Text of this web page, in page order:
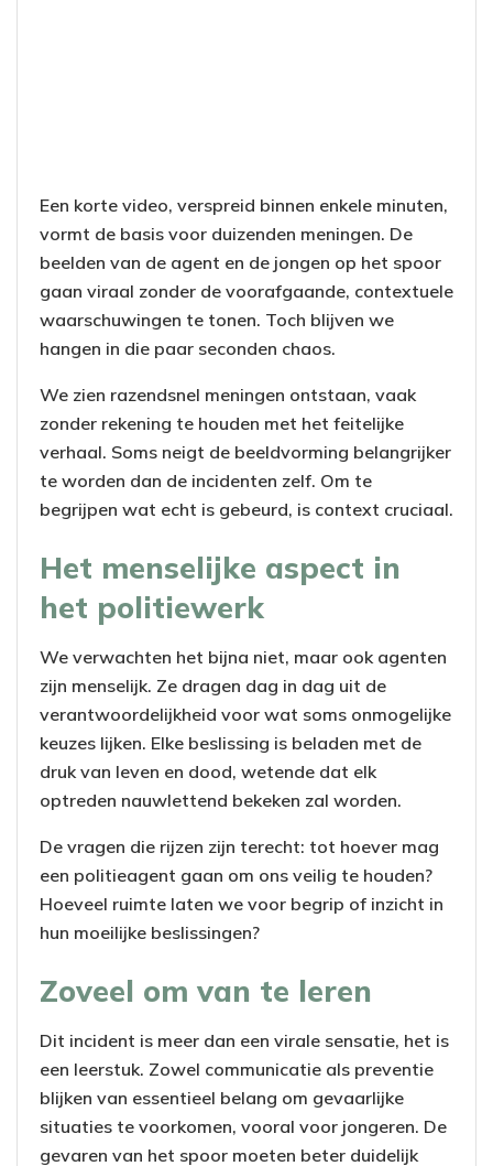
Een korte video, verspreid binnen enkele minuten,
vormt de basis voor duizenden meningen. De
beelden van de agent en de jongen op het spoor
gaan viraal zonder de voorafgaande, contextuele
waarschuwingen te tonen. Toch blijven we
hangen in die paar seconden chaos.
We zien razendsnel meningen ontstaan, vaak
zonder rekening te houden met het feitelijke
verhaal. Soms neigt de beeldvorming belangrijker
te worden dan de incidenten zelf. Om te
begrijpen wat echt is gebeurd, is context cruciaal.
Het menselijke aspect in
het politiewerk
We verwachten het bijna niet, maar ook agenten
zijn menselijk. Ze dragen dag in dag uit de
verantwoordelijkheid voor wat soms onmogelijke
keuzes lijken. Elke beslissing is beladen met de
druk van leven en dood, wetende dat elk
optreden nauwlettend bekeken zal worden.
De vragen die rijzen zijn terecht: tot hoever mag
een politieagent gaan om ons veilig te houden?
Hoeveel ruimte laten we voor begrip of inzicht in
hun moeilijke beslissingen?
Zoveel om van te leren
Dit incident is meer dan een virale sensatie, het is
een leerstuk. Zowel communicatie als preventie
blijken van essentieel belang om gevaarlijke
situaties te voorkomen, vooral voor jongeren. De
gevaren van het spoor moeten beter duidelijk